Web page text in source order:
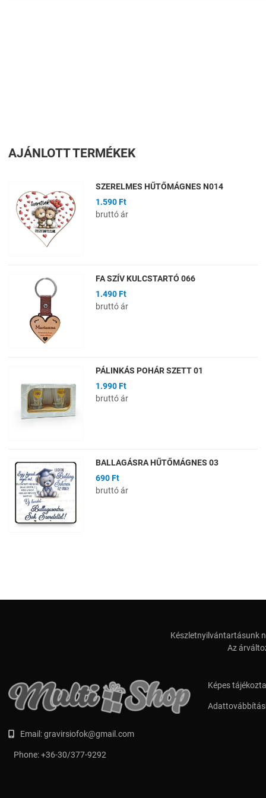
AJÁNLOTT TERMÉKEK
SZERELMES HŰTŐMÁGNES N014
1.590 Ft
bruttó ár
FA SZÍV KULCSTARTÓ 066
1.490 Ft
bruttó ár
PÁLINKÁS POHÁR SZETT 01
1.990 Ft
bruttó ár
BALLAGÁSRA HŰTŐMÁGNES 03
690 Ft
bruttó ár
Készletnyilvántartásunk
Az
Email:gravirsiofok@gmail.com
Phone:+36-30/377-9292
Képes